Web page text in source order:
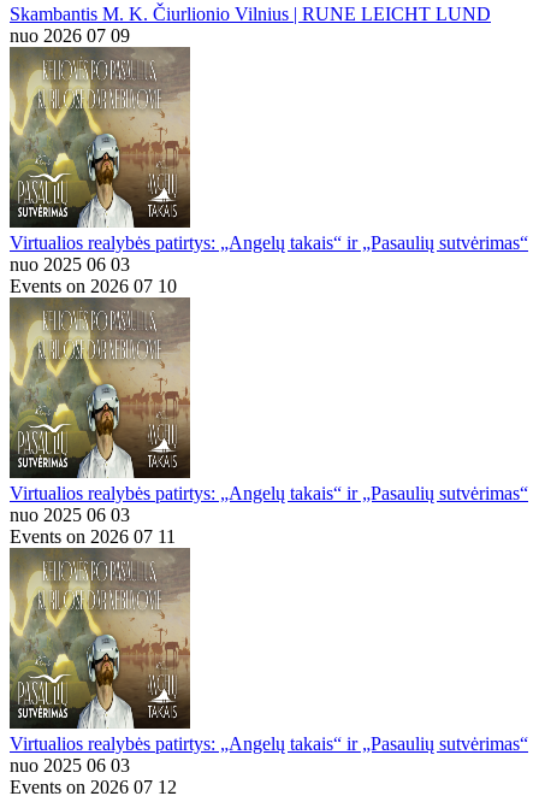
Skambantis M. K. Čiurlionio Vilnius | RUNE LEICHT LUND
nuo 2026 07 09
Virtualios realybės patirtys: „Angelų takais“ ir „Pasaulių sutvėrimas“
nuo 2025 06 03
Events on 2026 07 10
Virtualios realybės patirtys: „Angelų takais“ ir „Pasaulių sutvėrimas“
nuo 2025 06 03
Events on 2026 07 11
Virtualios realybės patirtys: „Angelų takais“ ir „Pasaulių sutvėrimas“
nuo 2025 06 03
Events on 2026 07 12